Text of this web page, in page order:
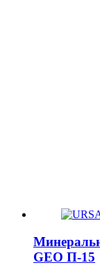
GEO П-15